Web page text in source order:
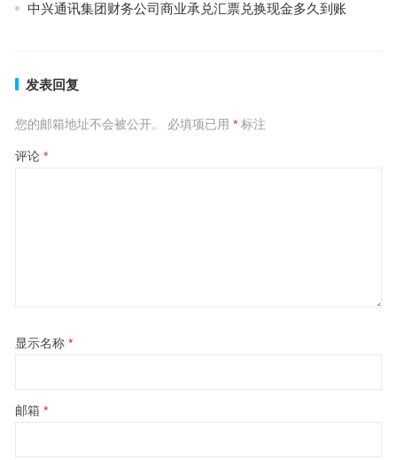
中兴通讯集团财务公司商业承兑汇票兑换现金多久到账
发表回复
您的邮箱地址不会被公开。 必填项已用 *标注
评论 *
显示名称 *
邮箱 *